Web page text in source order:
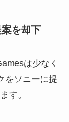
を却下
は少なく
をソニーに提
す。